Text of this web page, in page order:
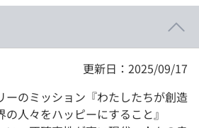
更新日：2025/09/17
のミッション『わたしたちが創造
人々をハッピーにすること』